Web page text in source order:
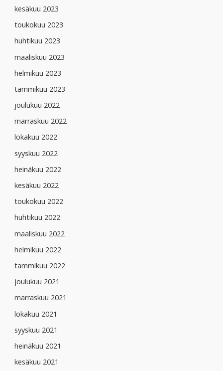
kesäkuu 2023
toukokuu 2023
huhtikuu 2023
maaliskuu 2023
helmikuu 2023
tammikuu 2023
joulukuu 2022
marraskuu 2022
lokakuu 2022
syyskuu 2022
heinäkuu 2022
kesäkuu 2022
toukokuu 2022
huhtikuu 2022
maaliskuu 2022
helmikuu 2022
tammikuu 2022
joulukuu 2021
marraskuu 2021
lokakuu 2021
syyskuu 2021
heinäkuu 2021
kesäkuu 2021